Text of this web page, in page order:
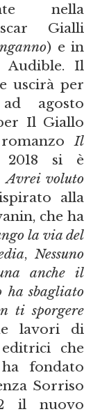
nella
Gialli
) e in
Audible. Il
uscirà per
agosto
Il Giallo
Il
si è
Avrei voluto
alla
che ha
la via del
,Nessuno
anche il
ha sbagliato
ti sporgere
lavori di
che
fondato
Sorriso
il nuovo